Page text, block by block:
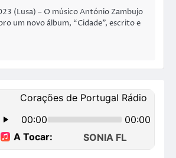
(Lusa) – O músico António Zambujo
um novo álbum, “Cidade”, escrito e